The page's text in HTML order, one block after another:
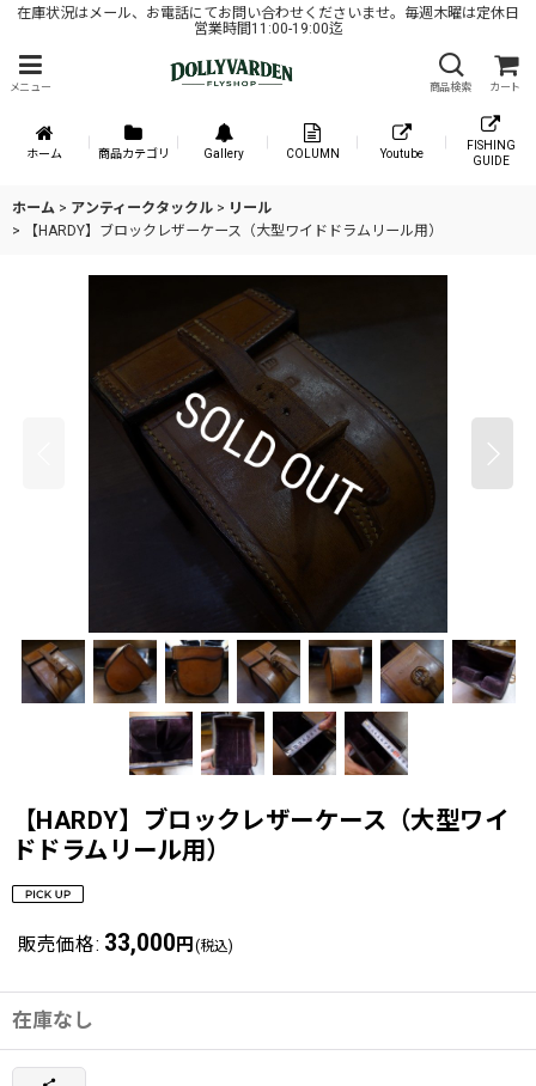
在庫状況はメール、お電話にてお問い合わせくださいませ。毎週木曜は定休日
営業時間11:00-19:00迄
メニュー 商品検索 カート
ホーム 商品カテゴリ Gallery COLUMN Youtube
FISHING
GUIDE
ホーム > アンティークタックル > リール
>
【HARDY】ブロックレザーケース（大型ワイドドラムリール用）
【HARDY】ブロックレザーケース（大型ワイ
ドドラムリール用）
販売価格: 33,000 円 (税込)
在庫なし